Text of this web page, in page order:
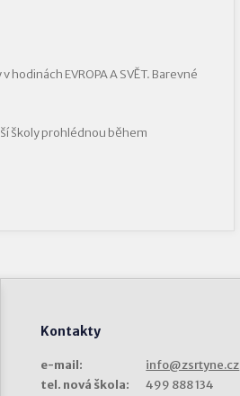
EVROPA A SVĚT. Barevné
školy prohlédnou během
Kontakty
e-mail:
info@zsrtyne.cz
tel. nová škola:
499 888 134